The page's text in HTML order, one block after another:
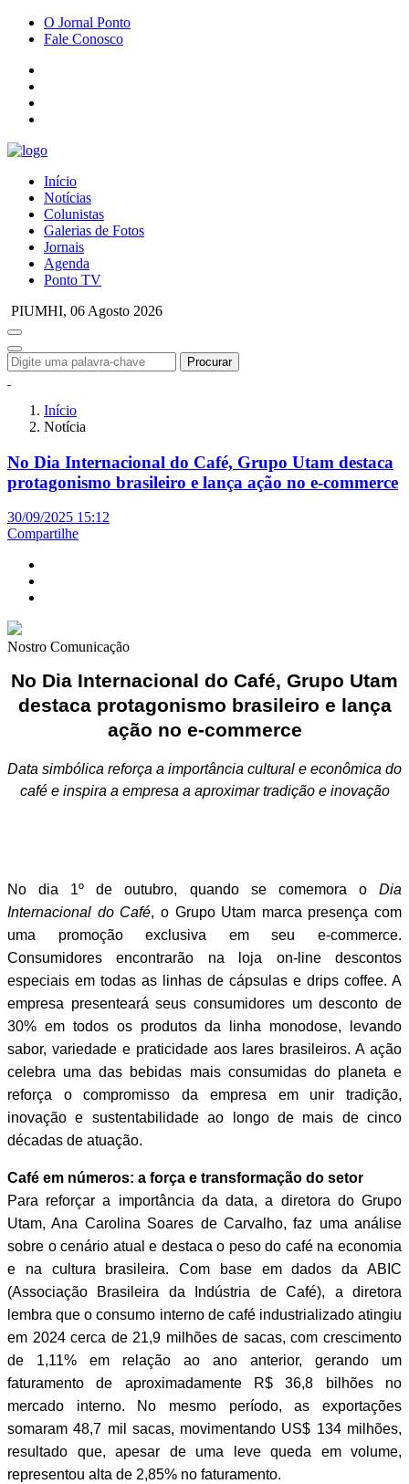
O Jornal Ponto
Fale Conosco
Início
Notícias
Colunistas
Galerias de Fotos
Jornais
Agenda
Ponto TV
PIUMHI, 06 Agosto 2026
Procurar
Início
Notícia
No Dia Internacional do Café, Grupo Utam destaca
protagonismo brasileiro e lança ação no e-commerce
30/09/2025 15:12
Compartilhe
Nostro Comunicação
No Dia Internacional do Café, Grupo Utam
destaca protagonismo brasileiro e lança
ação no e-commerce
Data simbólica reforça a importância cultural e econômica do
café e inspira a empresa a aproximar tradição e inovação
No dia 1º de outubro, quando se comemora o Dia
Internacional do Café, o Grupo Utam marca presença com
uma promoção exclusiva em seu e-commerce.
Consumidores encontrarão na
loja on-line descontos
especiais em todas as linhas de cápsulas e drips coffee. A
empresa presenteará seus consumidores um desconto de
30% em todos os produtos da linha monodose, levando
sabor, variedade e praticidade aos lares brasileiros. A ação
celebra uma das bebidas mais consumidas do planeta e
reforça o compromisso da empresa em unir tradição,
inovação e sustentabilidade ao longo de mais de cinco
décadas de atuação.
Café em números: a força e transformação do setor
Para reforçar a importância da data, a diretora do Grupo
Utam, Ana Carolina Soares de Carvalho, faz uma análise
sobre o cenário atual e destaca o peso do café na economia
e na cultura brasileira. Com base em dados da ABIC
(Associação Brasileira da Indústria de Café), a diretora
lembra que o consumo interno de café industrializado atingiu
em 2024 cerca de 21,9 milhões de sacas, com crescimento
de 1,11% em relação ao ano anterior, gerando um
faturamento de aproximadamente R$ 36,8 bilhões no
mercado interno. No mesmo período, as exportações
somaram 48,7 mil sacas, movimentando US$ 134 milhões,
resultado que, apesar de uma leve queda em volume,
representou alta de 2,85% no faturamento.